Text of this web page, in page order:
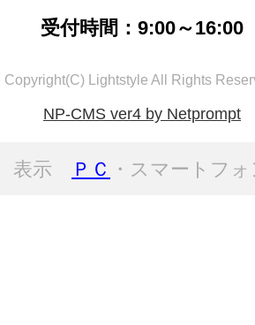
受付時間：9:00～16:00
Copyright(C) Lightstyle All Rights
NP-CMS ver4 by Netprompt
表示 ＰＣ ・スマートフ